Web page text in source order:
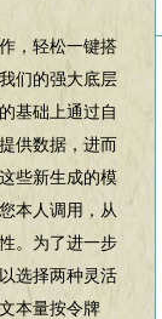
，轻松一键搭
们的强大底层
基础上通过自
供数据，进而
些新生成的模
本人调用，从
。为了进一步
选择两种灵活
本量按令牌